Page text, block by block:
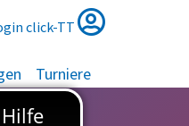
click-TT
Turniere